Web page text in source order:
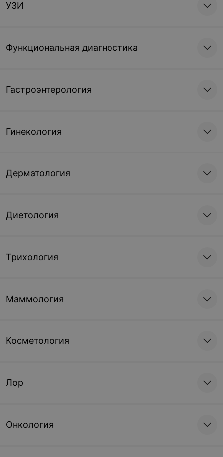
УЗИ
Функциональная диагностика
Гастроэнтерология
Гинекология
Дерматология
Диетология
Трихология
Маммология
Косметология
Лор
Онкология